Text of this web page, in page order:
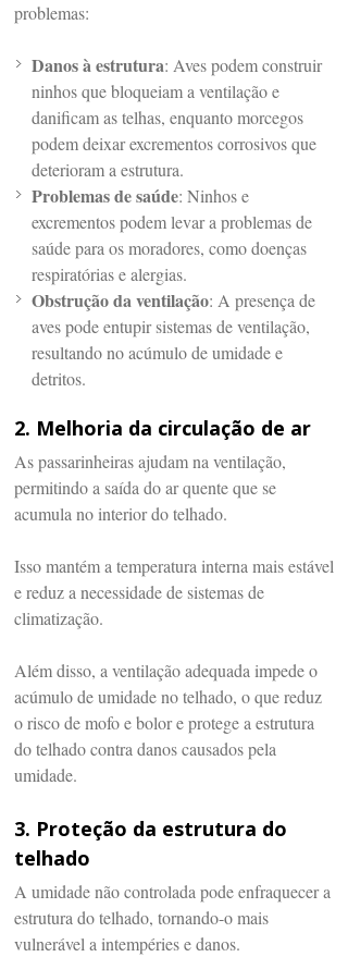
problemas:
Danos à estrutura: Aves podem construir
ninhos que bloqueiam a ventilação e
danificam as telhas, enquanto morcegos
podem deixar excrementos corrosivos que
deterioram a estrutura.
Problemas de saúde: Ninhos e
excrementos podem levar a problemas de
saúde para os moradores, como doenças
respiratórias e alergias.
Obstrução da ventilação: A presença de
aves pode entupir sistemas de ventilação,
resultando no acúmulo de umidade e
detritos.
2. Melhoria da circulação de ar
As passarinheiras ajudam na ventilação,
permitindo a saída do ar quente que se
acumula no interior do telhado.
Isso mantém a temperatura interna mais estável
e reduz a necessidade de sistemas de
climatização.
Além disso, a ventilação adequada impede o
acúmulo de umidade no telhado, o que reduz
o risco de mofo e bolor e protege a estrutura
do telhado contra danos causados pela
umidade.
3. Proteção da estrutura do
telhado
A umidade não controlada pode enfraquecer a
estrutura do telhado, tornando-o mais
vulnerável a intempéries e danos.